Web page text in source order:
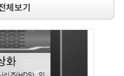
체보기